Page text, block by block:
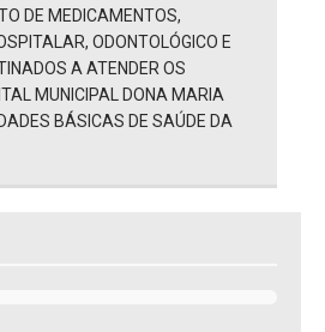
DE MEDICAMENTOS,
ODONTOLÓGICO E
A ATENDER OS
MUNICIPAL DONA MARIA
BÁSICAS DE SAÚDE DA